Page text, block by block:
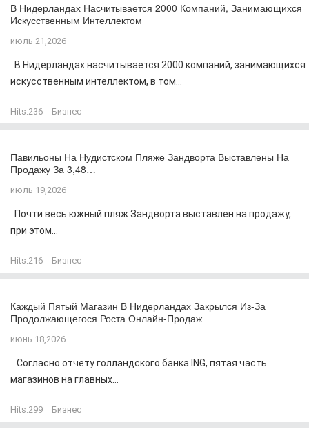
В Нидерландах Насчитывается 2000 Компаний, Занимающихся
Искусственным Интеллектом
июль 21,2026
В Нидерландах насчитывается 2000 компаний, занимающихся
искусственным интеллектом, в том...
Hits:236 Бизнес
Павильоны На Нудистском Пляже Зандворта Выставлены На
Продажу За 3,48…
июль 19,2026
Почти весь южный пляж Зандворта выставлен на продажу,
при этом...
Hits:216 Бизнес
Каждый Пятый Магазин В Нидерландах Закрылся Из-За
Продолжающегося Роста Онлайн-Продаж
июнь 18,2026
Согласно отчету голландского банка ING, пятая часть
магазинов на главных...
Hits:299 Бизнес